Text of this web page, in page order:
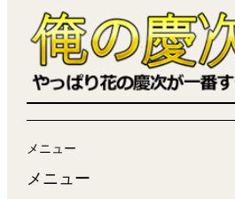
メニュー
メニュー